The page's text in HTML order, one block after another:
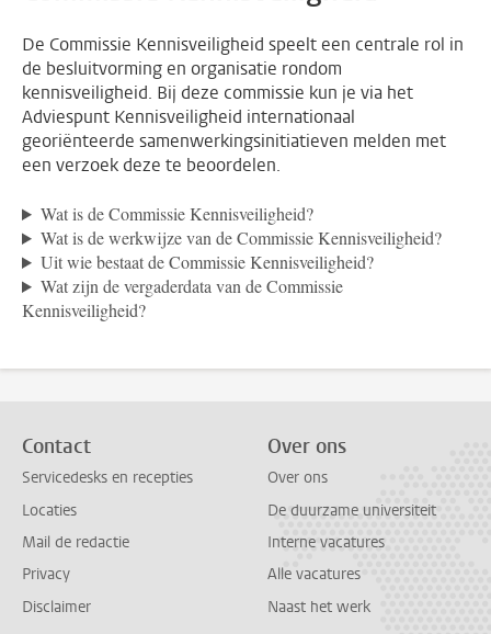
De Commissie Kennisveiligheid speelt een centrale rol in
de besluitvorming en organisatie rondom
kennisveiligheid. Bij deze commissie kun je via het
Adviespunt Kennisveiligheid internationaal
georiënteerde samenwerkingsinitiatieven melden met
een verzoek deze te beoordelen.
Wat is de Commissie Kennisveiligheid?
Wat is de werkwijze van de Commissie Kennisveiligheid?
Uit wie bestaat de Commissie Kennisveiligheid?
Wat zijn de vergaderdata van de Commissie
Kennisveiligheid?
Contact
Servicedesks en recepties
Locaties
Mail de redactie
Privacy
Disclaimer
Over ons
Over ons
De duurzame universiteit
Interne vacatures
Alle vacatures
Naast het werk